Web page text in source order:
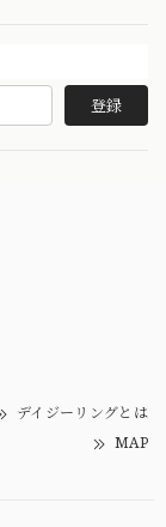
登録
デイジーリングとは
MAP